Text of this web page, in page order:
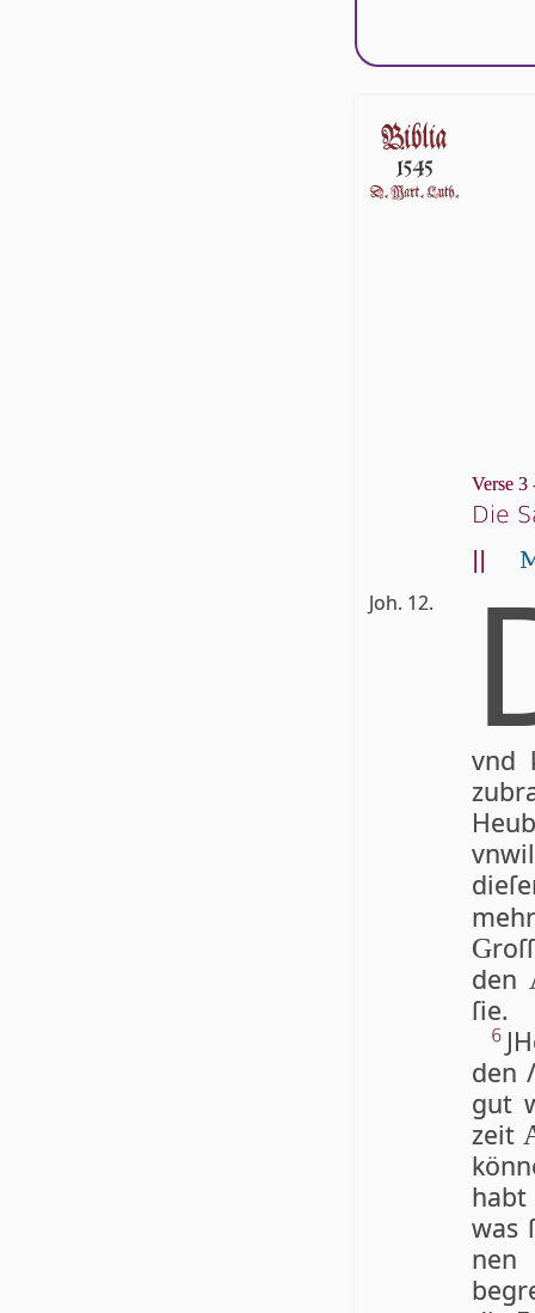
Verse 3
Die
Joh. 12.
vnd
G
den
ſie.
6
den
gut
zeit
was
nen